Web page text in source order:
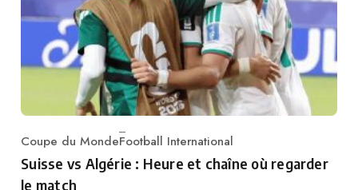
Category
Coupe du MondeFootball International
Suisse vs Algérie : Heure et chaîne où regarder
le match